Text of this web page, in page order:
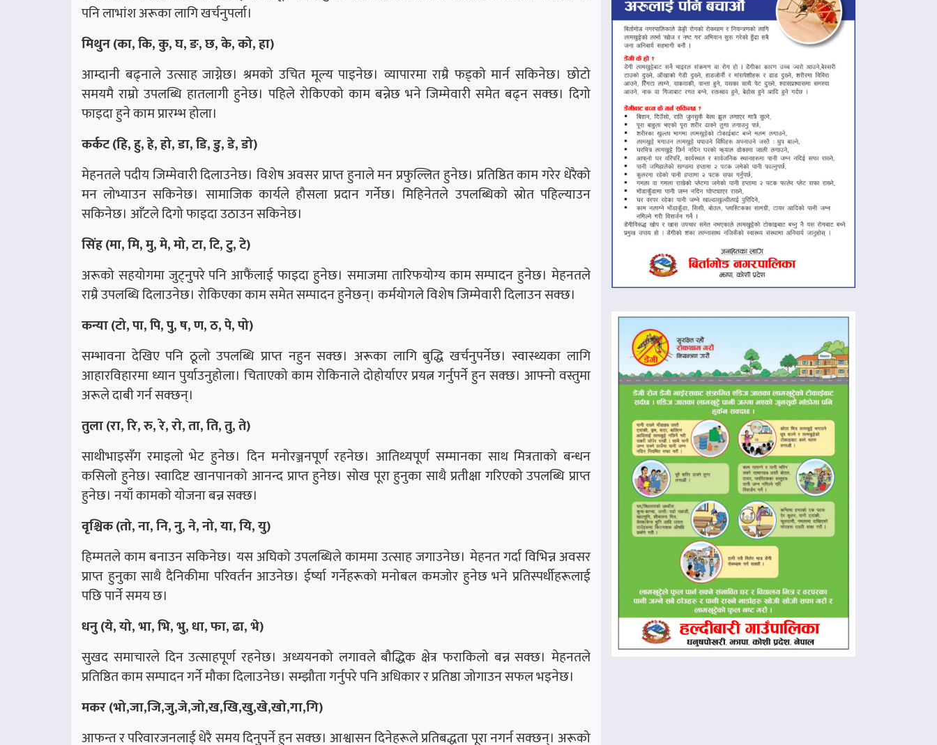
पनि लाभांश अरूका लागि खर्चनुपर्ला।
मिथुन (का, कि, कु, घ, ङ, छ, के, को, हा)
आम्दानी बढ्नाले उत्साह जाग्नेछ। श्रमको उचित मूल्य पाइनेछ। व्यापारमा राम्रै फड्को मार्न सकिनेछ। छोटो
समयमै राम्रो उपलब्धि हातलागी हुनेछ। पहिले रोकिएको काम बन्नेछ भने जिम्मेवारी समेत बढ्न सक्छ। दिगो
फाइदा हुने काम प्रारम्भ होला।
कर्कट (हि, हु, हे, हो, डा, डि, डु, डे, डो)
मेहनतले पदीय जिम्मेवारी दिलाउनेछ। विशेष अवसर प्राप्त हुनाले मन प्रफुल्लित हुनेछ। प्रतिष्ठित काम गरेर धेरैको
मन लोभ्याउन सकिनेछ। सामाजिक कार्यले हौसला प्रदान गर्नेछ। मिहिनेतले उपलब्धिको स्रोत पहिल्याउन
सकिनेछ। आँटले दिगो फाइदा उठाउन सकिनेछ।
सिंह (मा, मि, मु, मे, मो, टा, टि, टु, टे)
अरूको सहयोगमा जुट्नुपरे पनि आफैंलाई फाइदा हुनेछ। समाजमा तारिफयोग्य काम सम्पादन हुनेछ। मेहनतले
राम्रै उपलब्धि दिलाउनेछ। रोकिएका काम समेत सम्पादन हुनेछन्। कर्मयोगले विशेष जिम्मेवारी दिलाउन सक्छ।
कन्या (टो, पा, पि, पु, ष, ण, ठ, पे, पो)
सम्भावना देखिए पनि ठूलो उपलब्धि प्राप्त नहुन सक्छ। अरूका लागि बुद्धि खर्चनुपर्नेछ। स्वास्थ्यका लागि
आहारविहारमा ध्यान पुर्याउनुहोला। चिताएको काम रोकिनाले दोहोर्याएर प्रयत्न गर्नुपर्ने हुन सक्छ। आफ्नो वस्तुमा
अरूले दाबी गर्न सक्छन्।
तुला (रा, रि, रु, रे, रो, ता, ति, तु, ते)
साथीभाइसँग रमाइलाे भेट हुनेछ। दिन मनोरञ्जनपूर्ण रहनेछ। आतिथ्यपूर्ण सम्मानका साथ मित्रताको बन्धन
कसिलो हुनेछ। स्वादिष्ट खानपानको आनन्द प्राप्त हुनेछ। सोख पूरा हुनुका साथै प्रतीक्षा गरिएको उपलब्धि प्राप्त
हुनेछ। नयाँ कामकाे याेजना बन्न सक्छ।
वृश्चिक (तो, ना, नि, नु, ने, नो, या, यि, यु)
हिम्मतले काम बनाउन सकिनेछ। यस अघिको उपलब्धिले काममा उत्साह जगाउनेछ। मेहनत गर्दा विभिन्न अवसर
प्राप्त हुनुका साथै दैनिकीमा परिवर्तन आउनेछ। ईर्ष्या गर्नेहरूको मनोबल कमजोर हुनेछ भने प्रतिस्पर्धीहरूलाई
पछि पार्ने समय छ।
धनु (ये, यो, भा, भि, भु, धा, फा, ढा, भे)
सुखद समाचारले दिन उत्साहपूर्ण रहनेछ। अध्ययनको लगावले बौद्धिक क्षेत्र फराकिलो बन्न सक्छ। मेहनतले
प्रतिष्ठित काम सम्पादन गर्ने मौका दिलाउनेछ। सम्झौता गर्नुपरे पनि अधिकार र प्रतिष्ठा जोगाउन सफल भइनेछ।
मकर (भो,जा,जि,जु,जे,जो,ख,खि,खु,खे,खो,गा,गि)
आफन्त र परिवारजनलाई धेरै समय दिनुपर्ने हुन सक्छ। आश्वासन दिनेहरूले प्रतिबद्धता पूरा नगर्न सक्छन्। अरूको